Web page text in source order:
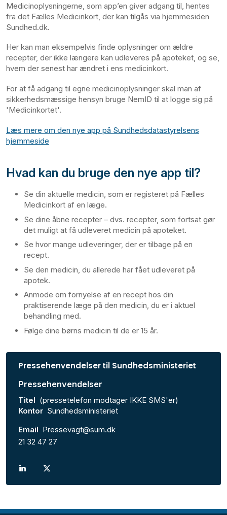
Medicinoplysningerne, som app’en giver adgang til, hentes
fra det Fælles Medicinkort, der kan tilgås via hjemmesiden
Sundhed.dk.
Her kan man eksempelvis finde oplysninger om ældre
recepter, der ikke længere kan udleveres på apoteket, og se,
hvem der senest har ændret i ens medicinkort.
For at få adgang til egne medicinoplysninger skal man af
sikkerhedsmæssige hensyn bruge NemID til at logge sig på
'Medicinkortet'.
Læs mere om den nye app på Sundhedsdatastyrelsens
hjemmeside
Hvad kan du bruge den nye app til?
Se din aktuelle medicin, som er registeret på Fælles
Medicinkort af en læge.
Se dine åbne recepter – dvs. recepter, som fortsat gør
det muligt at få udleveret medicin på apoteket.
Se hvor mange udleveringer, der er tilbage på en
recept.
Se den medicin, du allerede har fået udleveret på
apotek.
Anmode om fornyelse af en recept hos din
praktiserende læge på den medicin, du er i aktuel
behandling med.
Følge dine børns medicin til de er 15 år.
Pressehenvendelser til Sundhedsministeriet
Pressehenvendelser
Titel (pressetelefon modtager IKKE SMS'er)
Kontor Sundhedsministeriet
Email Pressevagt@sum.dk
21 32 47 27